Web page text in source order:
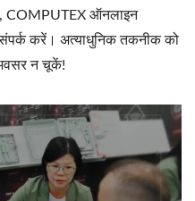
COMPUTEX ऑनलाइन
करें। अत्याधुनिक तकनीक को
न चूकें!